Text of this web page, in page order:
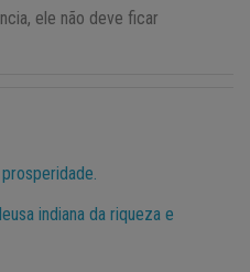
ele não deve ficar
indiana da riqueza e